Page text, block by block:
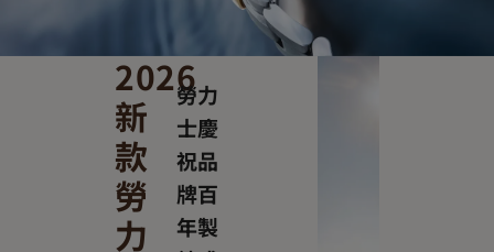
2026
新
款
勞
力
勞力
士慶
祝品
牌百
年製